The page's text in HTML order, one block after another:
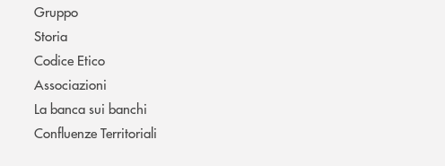
Gruppo
Storia
Codice Etico
Associazioni
La banca sui banchi
Confluenze Territoriali